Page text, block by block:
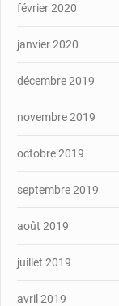
février 2020
janvier 2020
décembre 2019
novembre 2019
octobre 2019
septembre 2019
août 2019
juillet 2019
avril 2019